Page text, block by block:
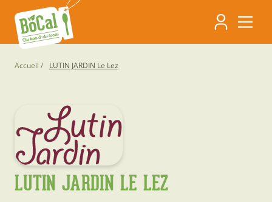
contenu
principal
Fil
Accueil LUTIN JARDIN Le Lez
LUTIN JARDIN LE LEZ